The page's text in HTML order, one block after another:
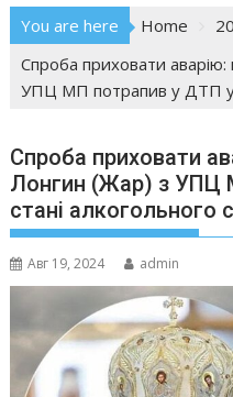
You are here Home
Спроба приховати
УПЦ МП потрапив у ДТП у
Спроба приховати
Лонгин (Жар) з УПЦ
стані алкогольного
Авг 19, 2024 admin